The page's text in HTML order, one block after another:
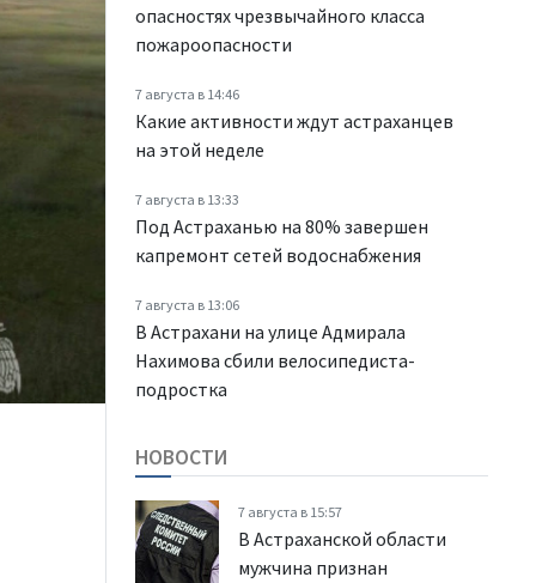
опасностях чрезвычайного класса
пожароопасности
7 августа в 14:46
Какие активности ждут астраханцев
на этой неделе
7 августа в 13:33
Под Астраханью на 80% завершен
капремонт сетей водоснабжения
7 августа в 13:06
В Астрахани на улице Адмирала
Нахимова сбили велосипедиста-
подростка
НОВОСТИ
7 августа в 15:57
В Астраханской области
мужчина признан